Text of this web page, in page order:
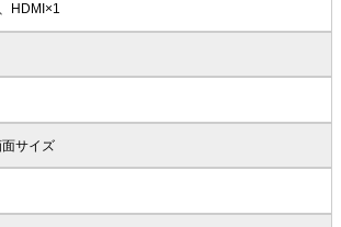
HDMI×1
サイズ